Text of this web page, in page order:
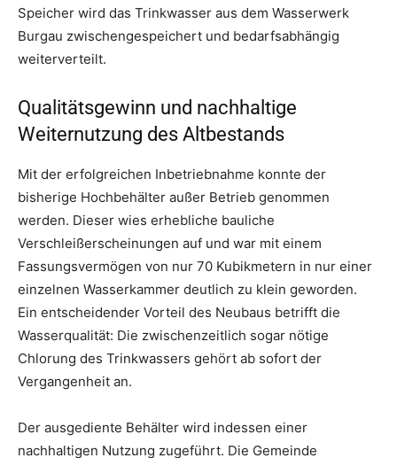
Speicher wird das Trinkwasser aus dem Wasserwerk
Burgau zwischengespeichert und bedarfsabhängig
weiterverteilt.
Qualitätsgewinn und nachhaltige
Weiternutzung des Altbestands
Mit der erfolgreichen Inbetriebnahme konnte der
bisherige Hochbehälter außer Betrieb genommen
werden. Dieser wies erhebliche bauliche
Verschleißerscheinungen auf und war mit einem
Fassungsvermögen von nur 70 Kubikmetern in nur einer
einzelnen Wasserkammer deutlich zu klein geworden.
Ein entscheidender Vorteil des Neubaus betrifft die
Wasserqualität: Die zwischenzeitlich sogar nötige
Chlorung des Trinkwassers gehört ab sofort der
Vergangenheit an.
Der ausgediente Behälter wird indessen einer
nachhaltigen Nutzung zugeführt. Die Gemeinde